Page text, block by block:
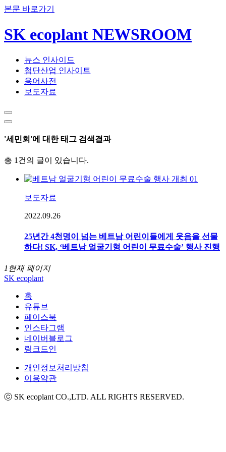
본문 바로가기
SK ecoplant NEWSROOM
뉴스 인사이드
첨단산업 인사이트
용어사전
보도자료
'세민회'에 대한 태그 검색결과
총 1건의 글이 있습니다.
보도자료
2022.09.26
25년간 4천명이 넘는 베트남 어린이들에게 웃음을 선물
하다! SK, ‘베트남 얼굴기형 어린이 무료수술’ 행사 진행
1 현재 페이지
SK ecoplant
홈
유튜브
페이스북
인스타그램
네이버블로그
링크드인
개인정보처리방침
이용약관
ⓒ SK ecoplant CO.,LTD. ALL RIGHTS RESERVED.